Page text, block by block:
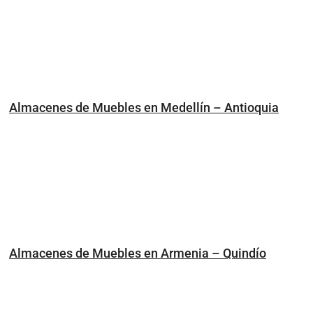
Almacenes de Muebles en Medellín – Antioquia
Almacenes de Muebles en Armenia – Quindío